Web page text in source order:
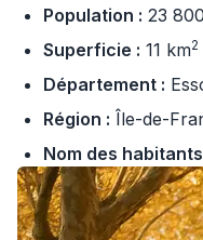
Population : 23 800
Superficie : 11 km2
Département :
Région : Île-de-
Nom des